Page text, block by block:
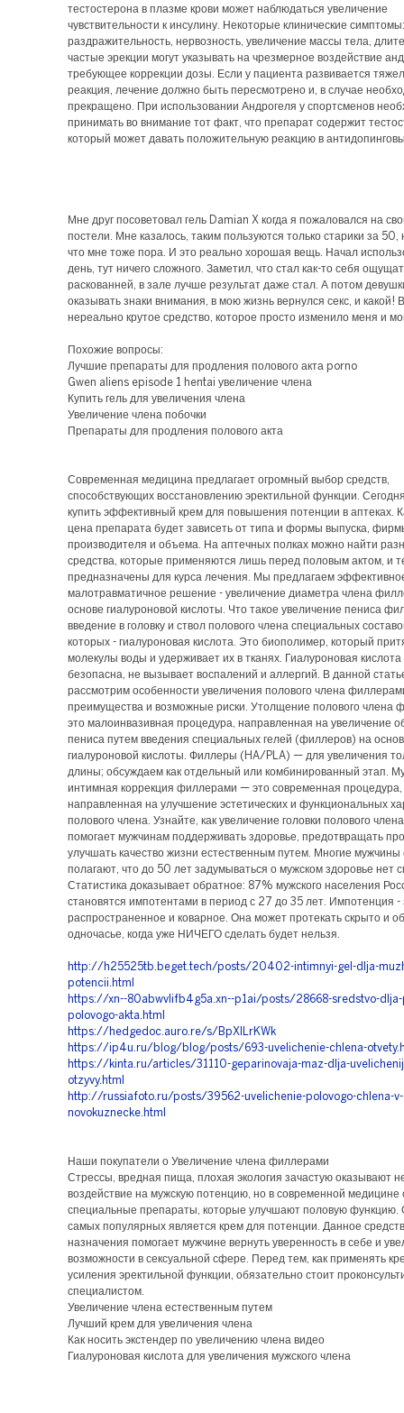
тестостерона в плазме крови может наблюдаться увеличение
чувствительности к инсулину. Некоторые клинические симптомы:
раздражительность, нервозность, увеличение массы тела,
частые эрекции могут указывать на чрезмерное воздействие
требующее коррекции дозы. Если у пациента развивается
реакция, лечение должно быть пересмотрено и, в случае
прекращено. При использовании Андрогеля у спортсменов
принимать во внимание тот факт, что препарат содержит
который может давать положительную реакцию в
Мне друг посоветовал гель Damian X когда я пожаловался на
постели. Мне казалось, таким пользуются только старики за 50,
что мне тоже пора. И это реально хорошая вещь. Начал
день, тут ничего сложного. Заметил, что стал как-то себя
раскованней, в зале лучше результат даже стал. А потом
оказывать знаки внимания, в мою жизнь вернулся секс, и какой!
нереально крутое средство, которое просто изменило меня и
Похожие вопросы:
Лучшие препараты для продления полового акта porno
Gwen aliens episode 1 hentai увеличение члена
Купить гель для увеличения члена
Увеличение члена побочки
Препараты для продления полового акта
Современная медицина предлагает огромный выбор средств,
способствующих восстановлению эректильной функции.
купить эффективный крем для повышения потенции в аптеках.
цена препарата будет зависеть от типа и формы выпуска,
производителя и объема. На аптечных полках можно найти
средства, которые применяются лишь перед половым актом, и
предназначены для курса лечения. Мы предлагаем
малотравматичное решение - увеличение диаметра члена
основе гиалуроновой кислоты. Что такое увеличение пениса
введение в головку и ствол полового члена специальных
которых - гиалуроновая кислота. Это биополимер, который
молекулы воды и удерживает их в тканях. Гиалуроновая
безопасна, не вызывает воспалений и аллергий. В данной
рассмотрим особенности увеличения полового члена
преимущества и возможные риски. Утолщение полового члена
это малоинвазивная процедура, направленная на увеличение
пениса путем введения специальных гелей (филлеров) на
гиалуроновой кислоты. Филлеры (HA/PLA) — для увеличения
длины; обсуждаем как отдельный или комбинированный этап.
интимная коррекция филлерами — это современная процедура,
направленная на улучшение эстетических и функциональных
полового члена. Узнайте, как увеличение головки полового
помогает мужчинам поддерживать здоровье, предотвращать
улучшать качество жизни естественным путем. Многие
полагают, что до 50 лет задумываться о мужском здоровье нет
Статистика доказывает обратное: 87% мужского населения
становятся импотентами в период с 27 до 35 лет. Импотенция -
распространенное и коварное. Она может протекать скрыто и
одночасье, когда уже НИЧЕГО сделать будет нельзя.
http://h25525tb.beget.tech/posts/20402-intimnyi-gel-dlja-
potencii.html
https://xn--80abwvlifb4g5a.xn--p1ai/posts/28668-sredstvo-
polovogo-akta.html
https://hedgedoc.auro.re/s/BpXILrKWk
https://ip4u.ru/blog/blog/posts/693-uvelichenie-chlena-
https://kinta.ru/articles/31110-geparinovaja-maz-dlja-
otzyvy.html
http://russiafoto.ru/posts/39562-uvelichenie-polovogo-chlena-v-
novokuznecke.html
Наши покупатели о Увеличение члена филлерами
Стрессы, вредная пища, плохая экология зачастую оказывают
воздействие на мужскую потенцию, но в современной медицине
специальные препараты, которые улучшают половую функцию.
самых популярных является крем для потенции. Данное
назначения помогает мужчине вернуть уверенность в себе и
возможности в сексуальной сфере. Перед тем, как применять
усиления эректильной функции, обязательно стоит
специалистом.
Увеличение члена естественным путем
Лучший крем для увеличения члена
Как носить экстендер по увеличению члена видео
Гиалуроновая кислота для увеличения мужского члена